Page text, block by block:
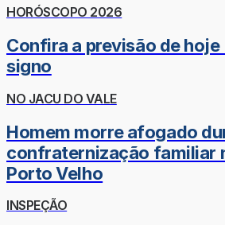
HORÓSCOPO 2026
Confira a previsão de hoje
signo
NO JACU DO VALE
Homem morre afogado
confraternização familiar
Porto Velho
INSPEÇÃO